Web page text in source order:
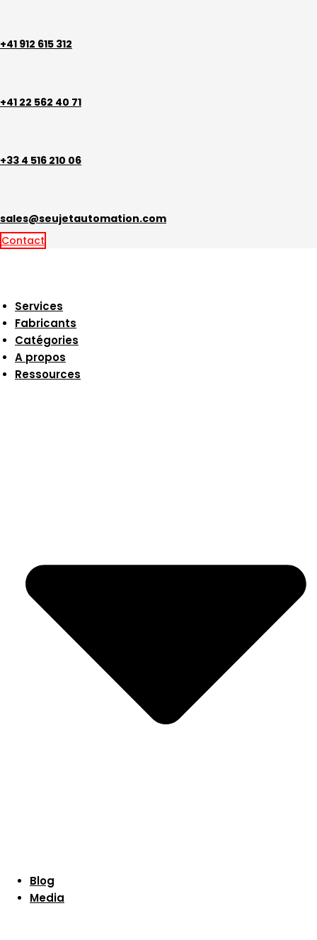
contenu
+41 912 615 312
+41 22 562 40 71
+33 4 516 210 06
sales@seujetautomation.com
Contact
Services
Fabricants
Catégories
A propos
Ressources
Blog
Media